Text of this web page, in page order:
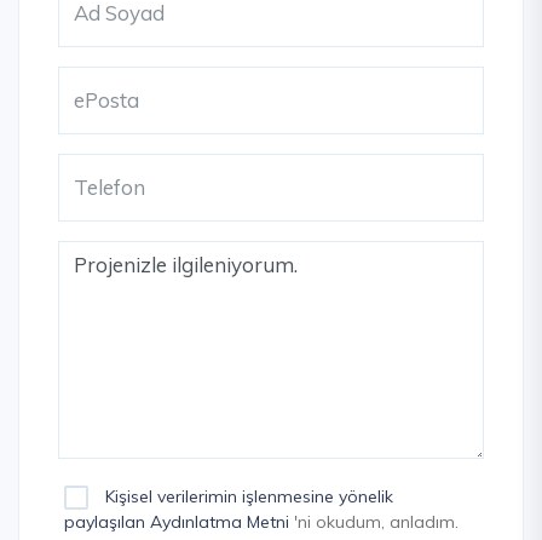
Kişisel verilerimin işlenmesine yönelik
paylaşılan Aydınlatma Metni 'ni okudum, anladım.